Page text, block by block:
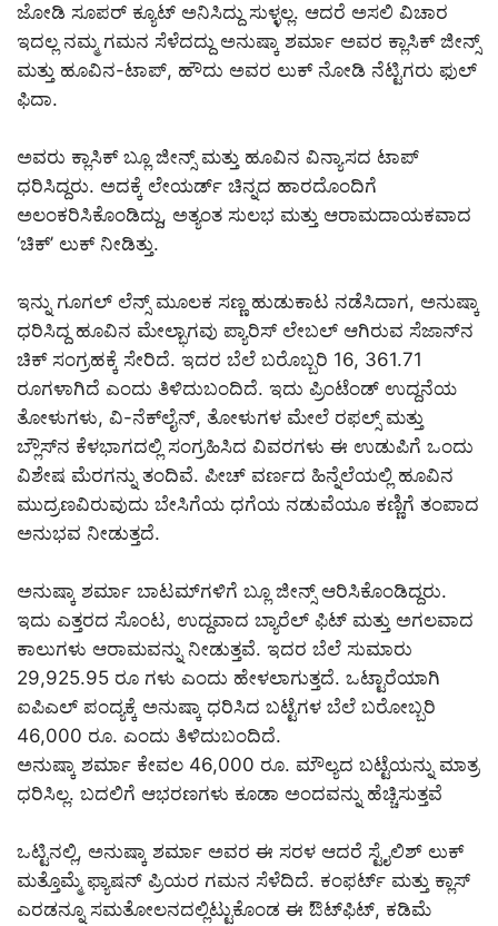
ಜೋಡಿ ಸೂಪರ್ ಕ್ಯೂಟ್ ಅನಿಸಿದ್ದು ಸುಳ್ಳಲ್ಲ. ಆದರೆ ಅಸಲಿ ವಿಚಾರ
ಇದಲ್ಲ ನಮ್ಮ ಗಮನ ಸೆಳೆದದ್ದು ಅನುಷ್ಕಾ ಶರ್ಮಾ ಅವರ ಕ್ಲಾಸಿಕ್ ಜೀನ್ಸ್
ಮತ್ತು ಹೂವಿನ-ಟಾಪ್, ಹೌದು ಅವರ ಲುಕ್ ನೋಡಿ ನೆಟ್ಟಿಗರು ಫುಲ್
ಫಿದಾ.
ಅವರು ಕ್ಲಾಸಿಕ್​ ಬ್ಲೂ ಜೀನ್ಸ್​ ಮತ್ತು ಹೂವಿನ ವಿನ್ಯಾಸದ ಟಾಪ್​
ಧರಿಸಿದ್ದರು. ಅದಕ್ಕೆ ಲೇಯರ್ಡ್ ಚಿನ್ನದ ಹಾರದೊಂದಿಗೆ
ಅಲಂಕರಿಸಿಕೊಂಡಿದ್ದು, ಅತ್ಯಂತ ಸುಲಭ ಮತ್ತು ಆರಾಮದಾಯಕವಾದ
‘ಚಿಕ್’ ಲುಕ್ ನೀಡಿತ್ತು.
ಇನ್ನು ಗೂಗಲ್ ಲೆನ್ಸ್ ಮೂಲಕ ಸಣ್ಣ ಹುಡುಕಾಟ ನಡೆಸಿದಾಗ, ಅನುಷ್ಕಾ
ಧರಿಸಿದ್ದ ಹೂವಿನ ಮೇಲ್ಭಾಗವು ಪ್ಯಾರಿಸ್ ಲೇಬಲ್ ಆಗಿರುವ ಸೆಜಾನ್‌ನ
ಚಿಕ್ ಸಂಗ್ರಹಕ್ಕೆ ಸೇರಿದೆ. ಇದರ ಬೆಲೆ ಬರೊಬ್ಬರಿ 16, 361.71
ರೂಗಳಾಗಿದೆ ಎಂದು ತಿಳಿದುಬಂದಿದೆ. ಇದು ಪ್ರಿಂಟೆಂಡ್​ ಉದ್ದನೆಯ
ತೋಳುಗಳು, ವಿ-ನೆಕ್‌ಲೈನ್, ತೋಳುಗಳ ಮೇಲೆ ರಫಲ್ಸ್ ಮತ್ತು
ಬ್ಲೌಸ್‌ನ ಕೆಳಭಾಗದಲ್ಲಿ ಸಂಗ್ರಹಿಸಿದ ವಿವರಗಳು ಈ ಉಡುಪಿಗೆ ಒಂದು
ವಿಶೇಷ ಮೆರಗನ್ನು ತಂದಿವೆ. ಪೀಚ್ ವರ್ಣದ ಹಿನ್ನೆಲೆಯಲ್ಲಿ ಹೂವಿನ
ಮುದ್ರಣವಿರುವುದು ಬೇಸಿಗೆಯ ಧಗೆಯ ನಡುವೆಯೂ ಕಣ್ಣಿಗೆ ತಂಪಾದ
ಅನುಭವ ನೀಡುತ್ತದೆ.
ಅನುಷ್ಕಾ ಶರ್ಮಾ ಬಾಟಮ್‌ಗಳಿಗೆ ಬ್ಲೂ ಜೀನ್ಸ್​ ಆರಿಸಿಕೊಂಡಿದ್ದರು.
ಇದು ಎತ್ತರದ ಸೊಂಟ, ಉದ್ದವಾದ ಬ್ಯಾರೆಲ್ ಫಿಟ್ ಮತ್ತು ಅಗಲವಾದ
ಕಾಲುಗಳು ಆರಾಮವನ್ನು ನೀಡುತ್ತವೆ. ಇದರ ಬೆಲೆ ಸುಮಾರು
29,925.95 ರೂ ಗಳು ಎಂದು ಹೇಳಲಾಗುತ್ತದೆ. ಒಟ್ಟಾರೆಯಾಗಿ
ಐಪಿಎಲ್​ ಪಂದ್ಯಕ್ಕೆ ಅನುಷ್ಕಾ ಧರಿಸಿದ ಬಟ್ಟೆಗಳ ಬೆಲೆ ಬರೋಬ್ಬರಿ
46,000 ರೂ. ಎಂದು ತಿಳಿದುಬಂದಿದೆ.
ಅನುಷ್ಕಾ ಶರ್ಮಾ ಕೇವಲ 46,000 ರೂ. ಮೌಲ್ಯದ ಬಟ್ಟೆಯನ್ನು ಮಾತ್ರ
ಧರಿಸಿಲ್ಲ. ಬದಲಿಗೆ ಆಭರಣಗಳು ಕೂಡಾ ಅಂದವನ್ನು ಹೆಚ್ಚಿಸುತ್ತವೆ
ಒಟ್ಟಿನಲ್ಲಿ, ಅನುಷ್ಕಾ ಶರ್ಮಾ ಅವರ ಈ ಸರಳ ಆದರೆ ಸ್ಟೈಲಿಶ್ ಲುಕ್
ಮತ್ತೊಮ್ಮೆ ಫ್ಯಾಷನ್ ಪ್ರಿಯರ ಗಮನ ಸೆಳೆದಿದೆ. ಕಂಫರ್ಟ್ ಮತ್ತು ಕ್ಲಾಸ್
ಎರಡನ್ನೂ ಸಮತೋಲನದಲ್ಲಿಟ್ಟುಕೊಂಡ ಈ ಔಟ್‌ಫಿಟ್, ಕಡಿಮೆ